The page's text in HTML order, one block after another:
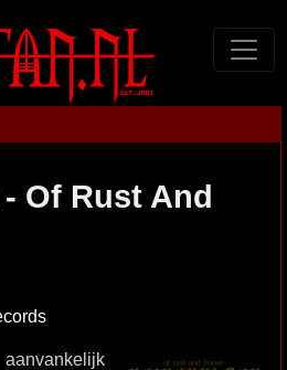
Of Rust And